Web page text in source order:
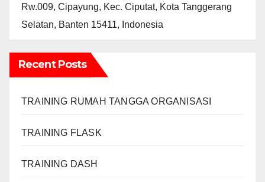
Rw.009, Cipayung, Kec. Ciputat, Kota Tanggerang
Selatan, Banten 15411, Indonesia
Recent Posts
TRAINING RUMAH TANGGA ORGANISASI
TRAINING FLASK
TRAINING DASH